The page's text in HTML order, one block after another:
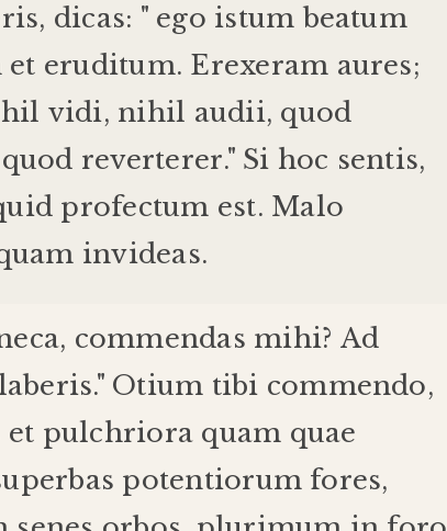
, dicas: " ego istum beatum
et eruditum. Erexeram aures;
vidi, nihil audii, quod
quod reverterer." Si hoc sentis,
profectum est. Malo
invideas.
, commendas mihi? Ad
." Otium tibi commendo,
et pulchriora quam quae
potentiorum fores,